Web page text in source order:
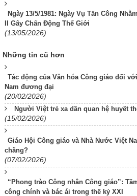
Ngày 13/5/1981: Ngày Vụ Tấn Công
II Gây Chấn Động Thế Giới
(13/05/2026)
Những tin cũ hơn
Tác động của Văn hóa Công giáo đối
Nam đương đại
(20/02/2026)
Người Việt trẻ xa dần quan hệ huyết
(15/02/2026)
Giáo Hội Công giáo và Nhà Nước Việt
chăng?
(07/02/2026)
“Phong trào Công nhân Công giáo”:
công chính và bác ái trong thế kỷ XXI